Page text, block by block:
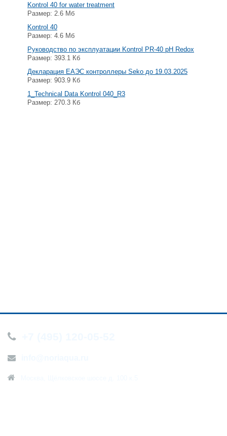
Kontrol 40 for water treatment
Размер: 2.6 Мб
Kontrol 40
Размер: 4.6 Мб
Руководство по эксплуатации Kontrol PR-40 pH Redox
Размер: 393.1 Кб
Декларация ЕАЭС контроллеры Seko до 19.03.2025
Размер: 903.9 Кб
1_Technical Data Kontrol 040_R3
Размер: 270.3 Кб